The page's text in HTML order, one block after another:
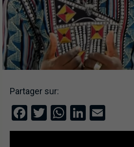
Partager sur:
Facebook
Twitter
WhatsApp
LinkedIn